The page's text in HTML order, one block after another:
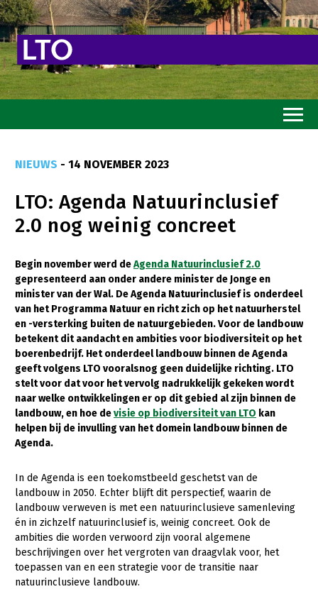
Goed eten
Mooi groen
Sterk ondernemerschap
Transitiepaden
Thema’s
Gezonde planten
Gezonde dieren
Natuur, klimaat en energie
Bodem en water
Platteland en omgeving
Mens, ondernemerschap en onderwijs
Internationaal
Sectoren
Dier
Biologische Landbouw
Plant
NIEUWS - 14 NOVEMBER 2023
LTO: Agenda Natuurinclusief
2.0 nog weinig concreet
Begin november werd deAgenda Natuurinclusief 2.0
gepresenteerd aan onder andere minister de Jonge en
minister van der Wal. De Agenda Natuurinclusief is onderdeel
van het Programma Natuur en richt zich op het natuurherstel
en -versterking buiten de natuurgebieden. Voor de landbouw
betekent dit aandacht en ambities voor biodiversiteit op het
boerenbedrijf. Het onderdeel landbouw binnen de Agenda
geeft volgens LTO vooralsnog geen duidelijke richting. LTO
stelt voor dat voor het vervolg nadrukkelijk gekeken wordt
naar welke ontwikkelingen er op dit gebied al zijn binnen de
landbouw, en hoe devisie op biodiversiteit van LTO kan
helpen bij de invulling van het domein landbouw binnen de
Agenda.
In de Agenda is een toekomstbeeld geschetst van de
landbouw in 2050. Echter blijft dit perspectief, waarin de
landbouw verweven is met een natuurinclusieve samenleving
én in zichzelf natuurinclusief is, weinig concreet. Ook de
ambities die worden verwoord zijn vooral algemene
beschrijvingen over het vergroten van draagvlak voor, het
toepassen van en een strategie voor de transitie naar
natuurinclusieve landbouw.